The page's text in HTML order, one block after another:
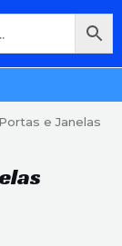
e Janelas